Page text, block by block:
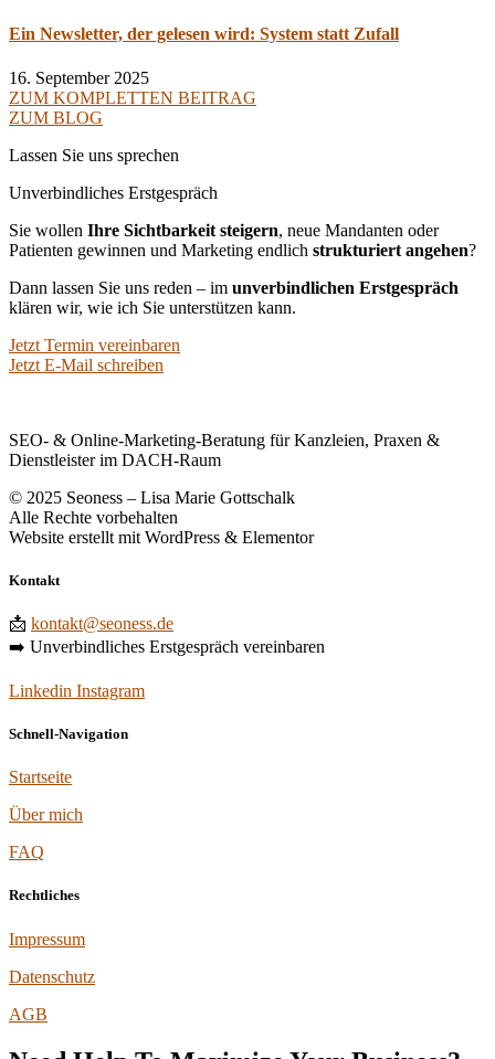
Ein Newsletter, der gelesen wird: System statt Zufall
16. September 2025
ZUM KOMPLETTEN BEITRAG
ZUM BLOG
Lassen Sie uns sprechen
Unverbindliches Erstgespräch
Sie wollen Ihre Sichtbarkeit steigern, neue Mandanten oder
Patienten gewinnen und Marketing endlich strukturiert angehen?
Dann lassen Sie uns reden – im unverbindlichen Erstgespräch
klären wir, wie ich Sie unterstützen kann.
Jetzt Termin vereinbaren
Jetzt E-Mail schreiben
SEO- & Online-Marketing-Beratung für Kanzleien, Praxen &
Dienstleister im DACH-Raum
© 2025 Seoness – Lisa Marie Gottschalk
Alle Rechte vorbehalten
Website erstellt mit WordPress & Elementor
Kontakt
📩 kontakt@seoness.de
➡️ Unverbindliches Erstgespräch vereinbaren
Linkedin Instagram
Schnell-Navigation
Startseite
Über mich
FAQ
Rechtliches
Impressum
Datenschutz
AGB